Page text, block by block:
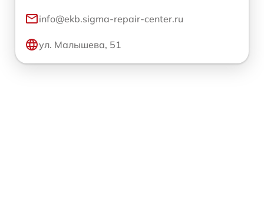
info@ekb.sigma-repair-center.ru
ул. Малышева, 51